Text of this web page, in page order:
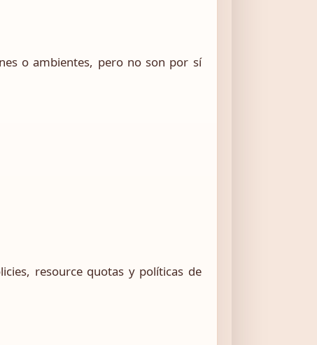
o ambientes, pero no son por sí
resource quotas y políticas de